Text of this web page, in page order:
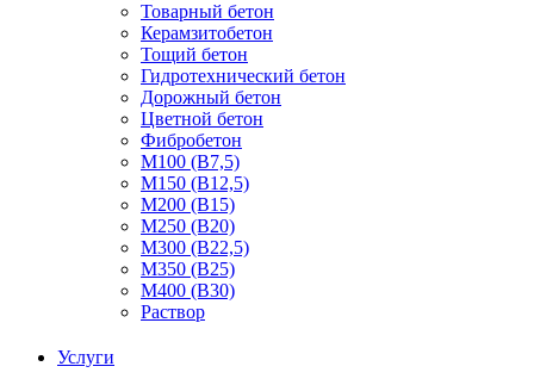
Товарный бетон
Керамзитобетон
Тощий бетон
Гидротехнический бетон
Дорожный бетон
Цветной бетон
Фибробетон
М100 (В7,5)
М150 (В12,5)
М200 (В15)
М250 (В20)
М300 (В22,5)
М350 (В25)
М400 (В30)
Раствор
Услуги